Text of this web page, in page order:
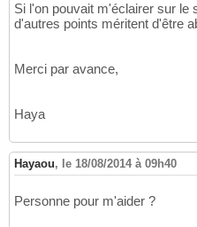
Si l'on pouvait m'éclairer sur le
d'autres points méritent d'être
Merci par avance,
Haya
Hayaou, le 18/08/2014 à 09h40
Personne pour m'aider ?